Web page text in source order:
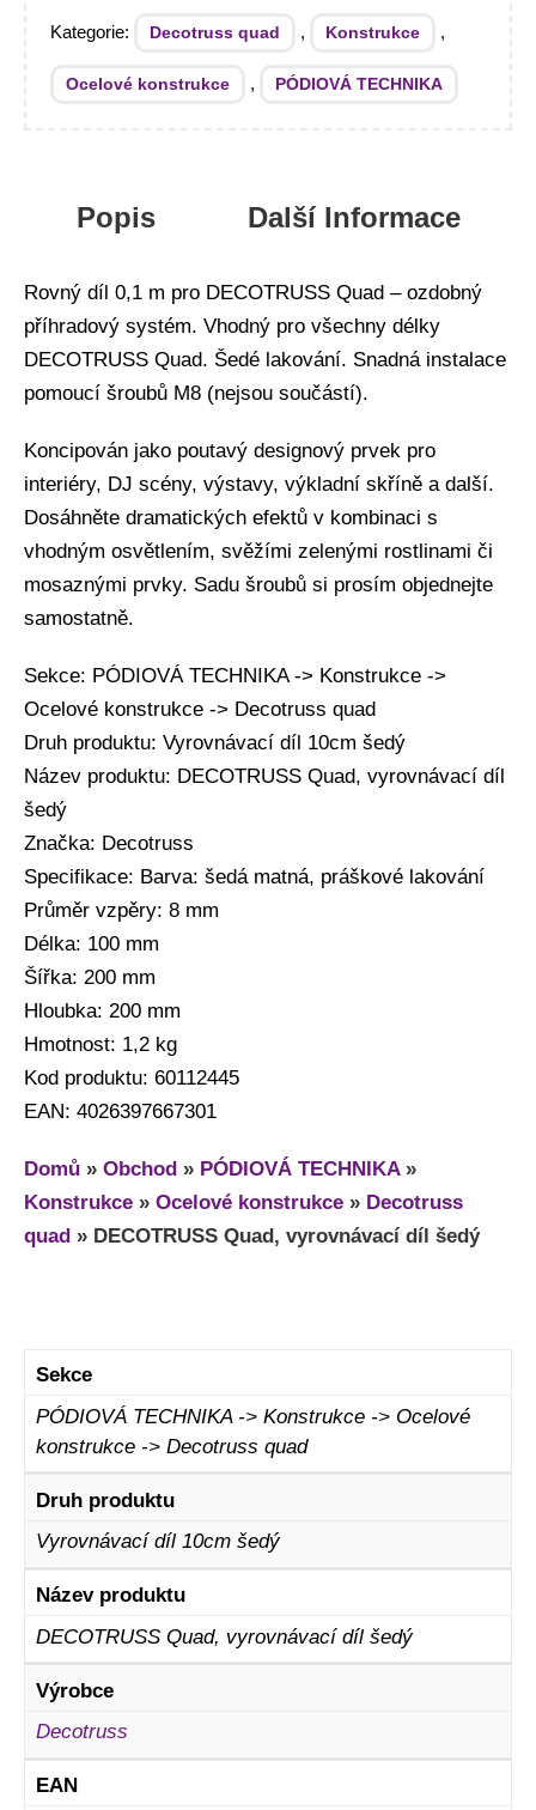
Kategorie: Decotruss quad , Konstrukce ,
Ocelové konstrukce , PÓDIOVÁ TECHNIKA
Popis Další Informace
Rovný díl 0,1 m pro DECOTRUSS Quad – ozdobný
příhradový systém. Vhodný pro všechny délky
DECOTRUSS Quad. Šedé lakování. Snadná instalace
pomoucí šroubů M8 (nejsou součástí).
Koncipován jako poutavý designový prvek pro
interiéry, DJ scény, výstavy, výkladní skříně a další.
Dosáhněte dramatických efektů v kombinaci s
vhodným osvětlením, svěžími zelenými rostlinami či
mosaznými prvky. Sadu šroubů si prosím objednejte
samostatně.
Sekce: PÓDIOVÁ TECHNIKA -> Konstrukce ->
Ocelové konstrukce -> Decotruss quad
Druh produktu: Vyrovnávací díl 10cm šedý
Název produktu: DECOTRUSS Quad, vyrovnávací díl
šedý
Značka: Decotruss
Specifikace: Barva: šedá matná, práškové lakování
Průměr vzpěry: 8 mm
Délka: 100 mm
Šířka: 200 mm
Hloubka: 200 mm
Hmotnost: 1,2 kg
Kod produktu: 60112445
EAN: 4026397667301
Domů » Obchod » PÓDIOVÁ TECHNIKA»
Konstrukce » Ocelové konstrukce » Decotruss
quad » DECOTRUSS Quad, vyrovnávací díl šedý
Sekce
PÓDIOVÁ TECHNIKA -> Konstrukce -> Ocelové
konstrukce -> Decotruss quad
Druh produktu
Vyrovnávací díl 10cm šedý
Název produktu
DECOTRUSS Quad, vyrovnávací díl šedý
Výrobce
Decotruss
EAN